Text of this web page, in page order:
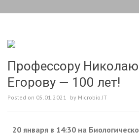
Профессору Николаю
Егорову — 100 лет!
Posted on 05.01.2021 by Microbio.IT
20 января в 14:30 на